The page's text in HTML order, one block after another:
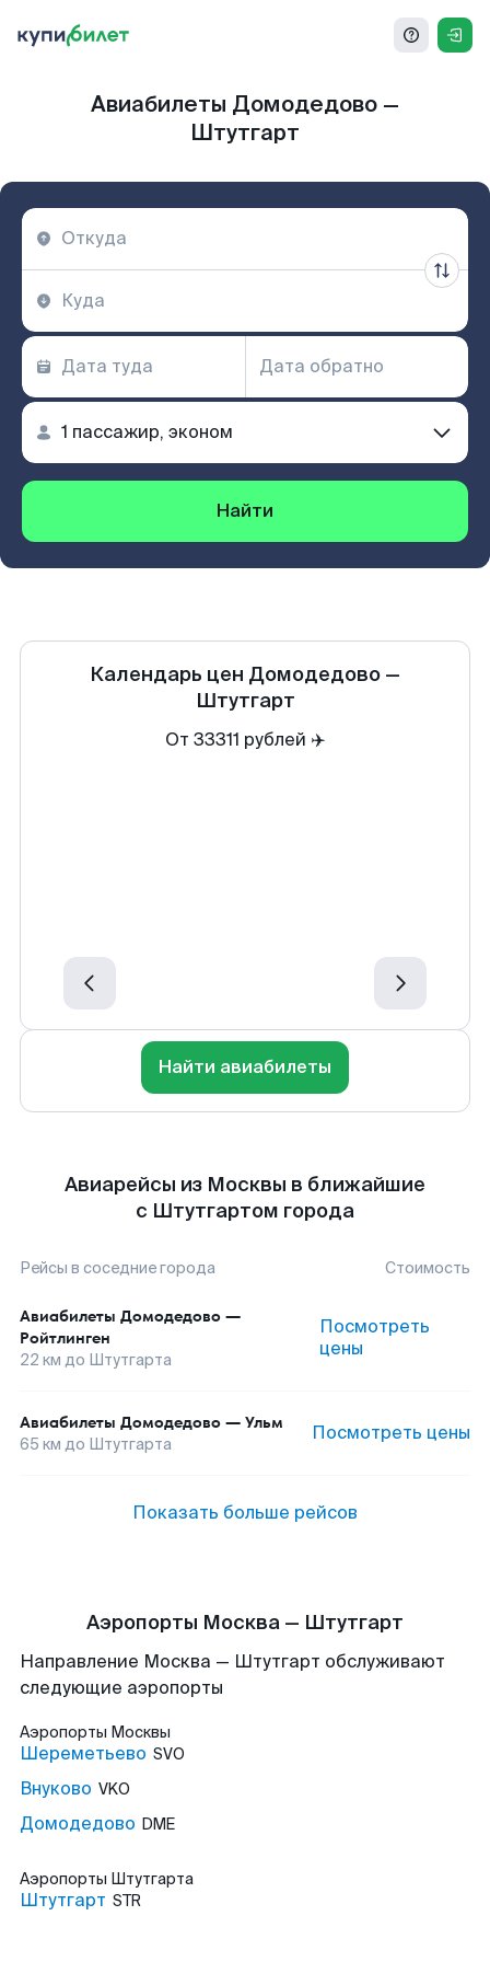
Авиабилеты Домодедово —
Штутгарт
Найти
Календарь цен Домодедово —
Штутгарт
От 33311 рублей ✈️
Найти авиабилеты
Авиарейсы из Москвы в ближайшие
с Штутгартом города
Рейсы в соседние города Стоимость
Авиабилеты Домодедово —
Ройтлинген
22 км до Штутгарта
Посмотреть
цены
Авиабилеты Домодедово — Ульм
65 км до Штутгарта Посмотреть цены
Показать больше рейсов
Аэропорты Москва — Штутгарт
Направление Москва — Штутгарт обслуживают
следующие аэропорты
Аэропорты Москвы
Шереметьево SVO
Внуково VKO
Домодедово DME
Аэропорты Штутгарта
Штутгарт STR